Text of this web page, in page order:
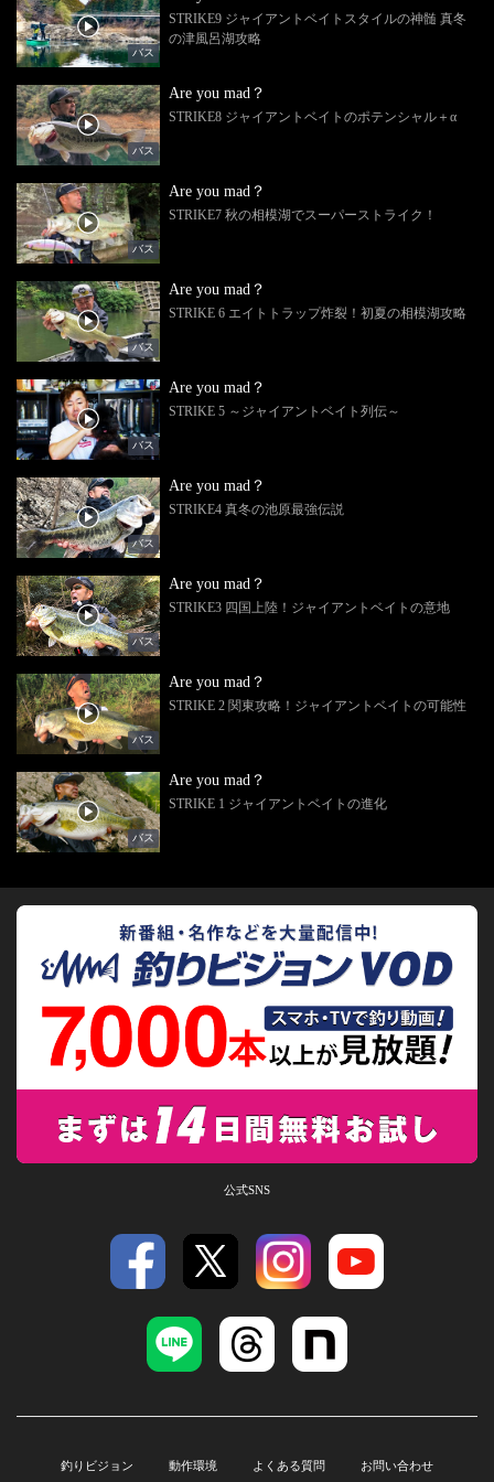
バス
STRIKE9 ジャイアントベイトスタイルの神髄 真冬
の津風呂湖攻略
バス
Are you mad？
STRIKE8 ジャイアントベイトのポテンシャル＋α
バス
Are you mad？
STRIKE7 秋の相模湖でスーパーストライク！
バス
Are you mad？
STRIKE 6 エイトトラップ炸裂！初夏の相模湖攻略
バス
Are you mad？
STRIKE 5 ～ジャイアントベイト列伝～
バス
Are you mad？
STRIKE4 真冬の池原最強伝説
バス
Are you mad？
STRIKE3 四国上陸！ジャイアントベイトの意地
バス
Are you mad？
STRIKE 2 関東攻略！ジャイアントベイトの可能性
バス
Are you mad？
STRIKE 1 ジャイアントベイトの進化
公式SNS
釣りビジョン 動作環境 よくある質問 お問い合わせ